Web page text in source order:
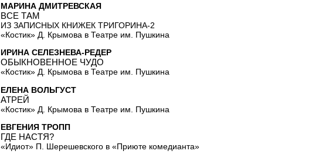
МАРИНА ДМИТРЕВСКАЯ
ВСЕ ТАМ
ИЗ ЗАПИСНЫХ КНИЖЕК ТРИГОРИНА-2
«Костик» Д. Крымова в Театре им. Пушкина
ИРИНА СЕЛЕЗНЕВА-РЕДЕР
ОБЫКНОВЕННОЕ ЧУДО
«Костик» Д. Крымова в Театре им. Пушкина
ЕЛЕНА ВОЛЬГУСТ
АТРЕЙ
«Костик» Д. Крымова в Театре им. Пушкина
ЕВГЕНИЯ ТРОПП
ГДЕ НАСТЯ?
«Идиот» П. Шерешевского в «Приюте комедианта»